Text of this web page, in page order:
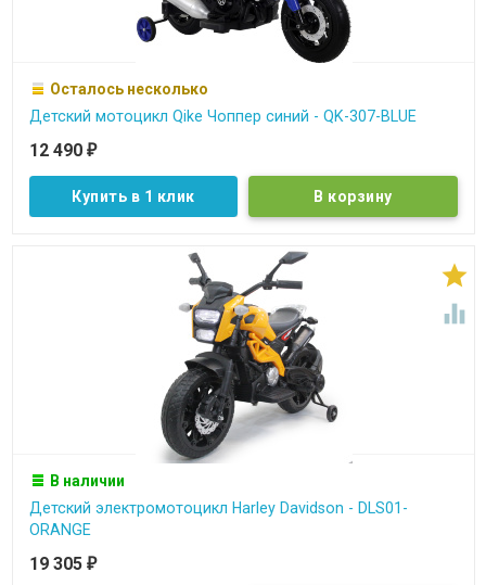
Осталось несколько
Детский мотоцикл Qike Чоппер синий - QK-307-BLUE
12 490 ₽
Купить в 1 клик


В наличии
Детский электромотоцикл Harley Davidson - DLS01-
ORANGE
19 305 ₽